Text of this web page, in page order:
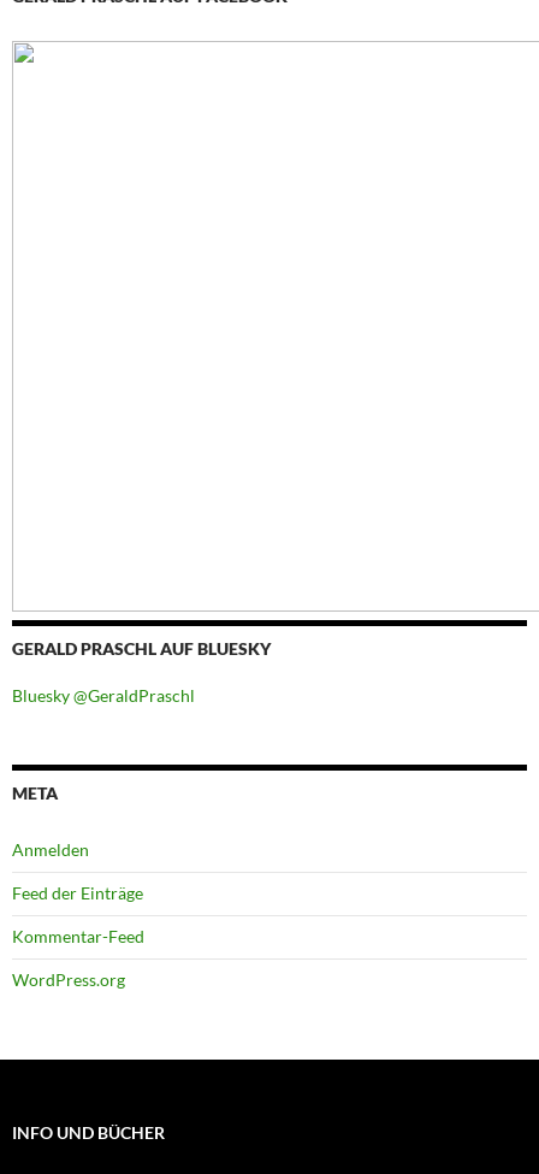
GERALD PRASCHL AUF BLUESKY
Bluesky @GeraldPraschl
META
Anmelden
Feed der Einträge
Kommentar-Feed
WordPress.org
INFO UND BÜCHER